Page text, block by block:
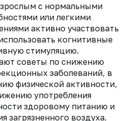
с нормальными
или легкими
активно участвовать
когнитивные
стимуляцию.
советы по снижению
заболеваний, в
физической активности,
употребления
здоровому питанию и
загрязненного воздуха.